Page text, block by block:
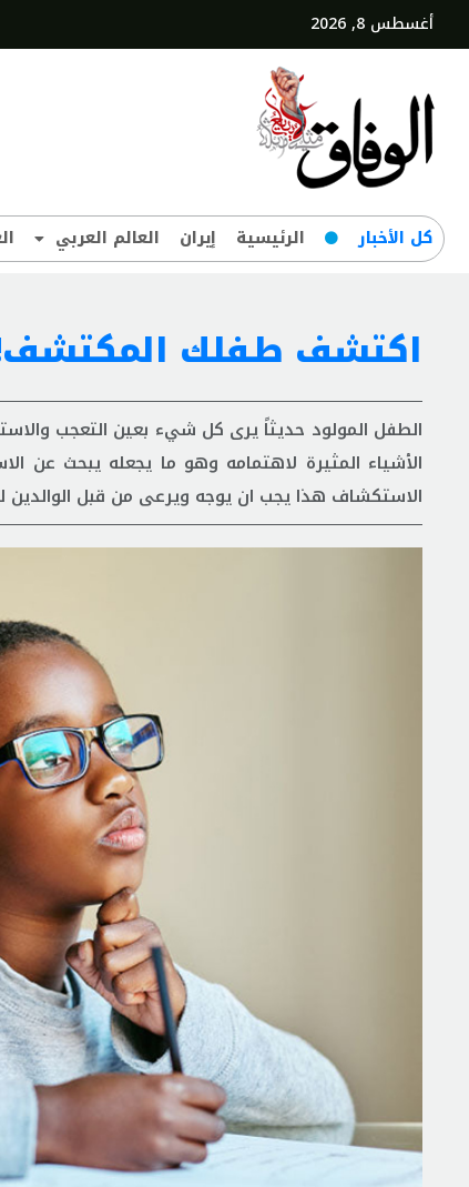
أغسطس 8, 2026
کل‌ الأخبار الرئيسية إيران العالم العربي
اكتشف طفلك
الطفل المولود حديثاً يرى كل شيء بعين التعجب
الأشياء المثيرة لاهتمامه وهو ما يجعله يبحث عن
الاستكشاف هذا يجب ان يوجه ويرعى من قبل